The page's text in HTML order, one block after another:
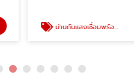
ม่านกันแสงเชื่อมพร้อมรางม่าน